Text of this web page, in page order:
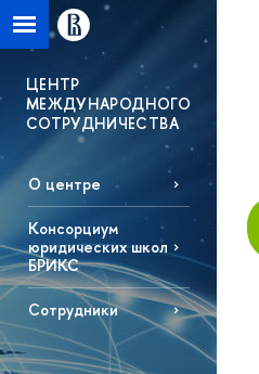
ЦЕНТР
МЕЖДУНАРОДНОГО
СОТРУДНИЧЕСТВА
О центре
Консорциум
юридических школ
БРИКС
Сотрудники